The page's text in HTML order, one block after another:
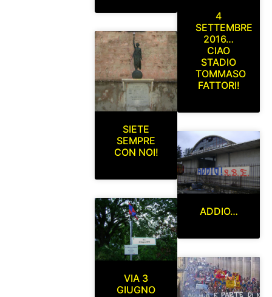
SIETE
SEMPRE
CON NOI!
VIA 3
GIUGNO
4
SETTEMBRE
2016…
CIAO
STADIO
TOMMASO
FATTORI!
ADDIO…